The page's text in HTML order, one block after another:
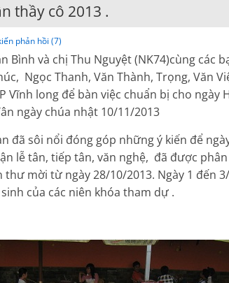
thầy cô 2013 .
phản hồi (7)
và chị Thu Nguyệt (NK74)cùng các
Ngọc Thanh, Văn Thành, Trọng, Văn
Vĩnh long để bàn việc chuẩn bị cho ngày
ngày chúa nhật 10/11/2013
sôi nổi đóng góp những ý kiến để
lễ tân, tiếp tân, văn nghệ, đã được
thư mời từ ngày 28/10/2013. Ngày 1 đến
của các niên khóa tham dự .